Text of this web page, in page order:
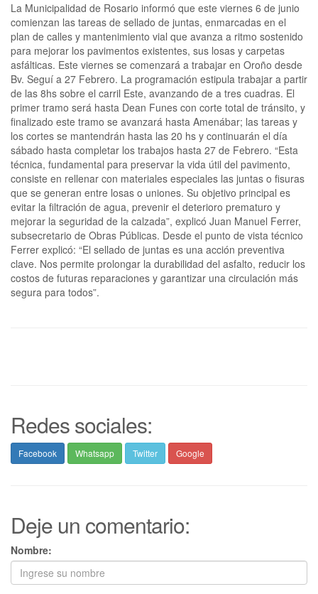
La Municipalidad de Rosario informó que este viernes 6 de junio
comienzan las tareas de sellado de juntas, enmarcadas en el
plan de calles y mantenimiento vial que avanza a ritmo sostenido
para mejorar los pavimentos existentes, sus losas y carpetas
asfálticas. Este viernes se comenzará a trabajar en Oroño desde
Bv. Seguí a 27 Febrero. La programación estipula trabajar a partir
de las 8hs sobre el carril Este, avanzando de a tres cuadras. El
primer tramo será hasta Dean Funes con corte total de tránsito, y
finalizado este tramo se avanzará hasta Amenábar; las tareas y
los cortes se mantendrán hasta las 20 hs y continuarán el día
sábado hasta completar los trabajos hasta 27 de Febrero. “Esta
técnica, fundamental para preservar la vida útil del pavimento,
consiste en rellenar con materiales especiales las juntas o fisuras
que se generan entre losas o uniones. Su objetivo principal es
evitar la filtración de agua, prevenir el deterioro prematuro y
mejorar la seguridad de la calzada”, explicó Juan Manuel Ferrer,
subsecretario de Obras Públicas. Desde el punto de vista técnico
Ferrer explicó: “El sellado de juntas es una acción preventiva
clave. Nos permite prolongar la durabilidad del asfalto, reducir los
costos de futuras reparaciones y garantizar una circulación más
segura para todos”.
Redes sociales:
Facebook Whatsapp Twitter Google
Deje un comentario:
Nombre: